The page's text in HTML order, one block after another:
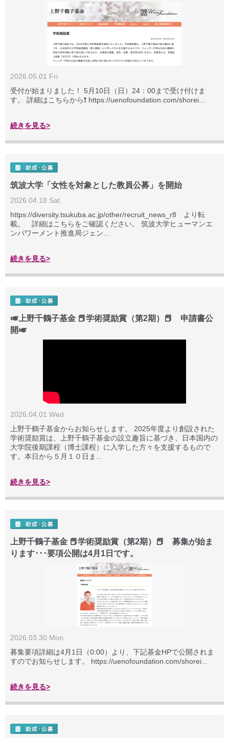
2026.05.01 Fri
受付が始まりました！ 5月10日（日）24：00まで受け付けま
す。 詳細はこちらから❗ https://uenofoundation.com/shorei...
続きを見る>
筑波大学「女性を対象とした教員公募」を開始
2026.04.18 Sat
https://diversity.tsukuba.ac.jp/other/recruit_news_r8 より転
載。 詳細はこちらをご確認ください。 筑波大学ヒューマンエ
ンパワーメント推進局ジェン...
続きを見る>
🎺上野千鶴子基金 📕学術奨励賞（第2期）📕 申請書公
開🎺
2026.04.01 Wed
上野千鶴子基金からお知らせします。 2025年度より創設された
学術奨励賞は、上野千鶴子基金の設立趣旨に基づき、日本国内の
大学院後期課程（博士課程）に入学した方々を支援するもので
す。本日から５月１０日ま...
続きを見る>
上野千鶴子基金 📕学術奨励賞（第2期）📕 募集が始ま
ります･･･要項公開は4月1日です。
2026.03.30 Mon
募集要項詳細は4月1日（0:00）より、下記基金HPで公開されま
すのでお知らせします。 https://uenofoundation.com/shorei...
続きを見る>